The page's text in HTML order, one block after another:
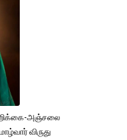
அஞ்சலை
விருது